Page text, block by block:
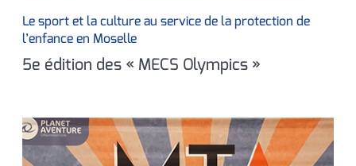
Le sport et la culture au service de la protection de
l’enfance en Moselle
5e édition des « MECS Olympics »